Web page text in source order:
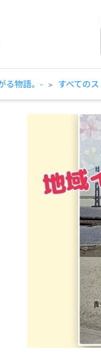
る物語。- > すべての